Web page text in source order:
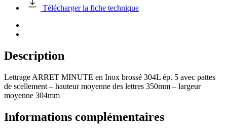
MINUTE
Inox
brossé
Télécharger la fiche technique
Description
Lettrage ARRET MINUTE en Inox brossé 304L ép. 5 avec pattes
de scellement – hauteur moyenne des lettres 350mm – largeur
moyenne 304mm
Informations complémentaires